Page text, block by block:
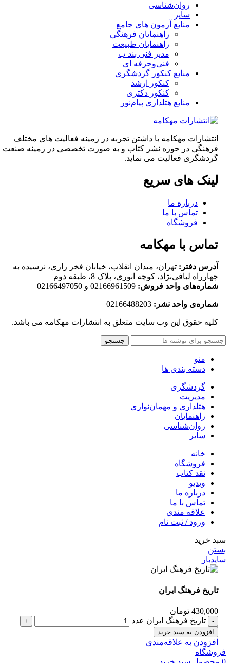
روان‌شناسی
سایر
منابع آزمون های جامع
راهنمایان فرهنگی
راهنمایان طبیعت
مدیر فنی بند ب
فنی‌وحرفه‌ ای
منابع کنکور گردشگری
کنکور ارشد
کنکور دکتری
منابع هتلداری پیام‌نور
انتشارات مهکامه با داشتن تجربه در زمینه فعالیت های مختلف
فرهنگی در حوزه نشر کتاب و به صورت تخصصی در زمینه صنعت
گردشگری فعالیت می نماید.
لینک های سریع
درباره ما
تماس با ما
فروشگاه
تماس با مهکامه
آدرس دفتر: تهران، میدان انقلاب، خیابان فخر رازی، نرسیده به
چهارراه لبافی‌نژاد، کوچه انوری، پلاک 8، طبقه دوم
شماره‌های واحد فروش: 02166961509 و 02166497050
شماره‌‌ی واحد نشر:
کلیه حقوق این وب سایت متعلق به انتشارات مهکامه می باشد.
جستجو
منو
دسته بندی ها
گردشگری
مدیریت
هتلداری و مهمان‌نوازی
راهنمایان
روان‌شناسی
سایر
خانه
فروشگاه
نقد کتاب
ویدیو
درباره‌ ما
تماس با ما
علاقه مندی
ورود / ثبت نام
سبد خرید
بستن
سایدبار
تاریخ فرهنگ ایران
430,000 تومان
تاریخ فرهنگ ایران عدد
افزودن به سبد خرید
افزودن به علاقه‌مندی
فروشگاه